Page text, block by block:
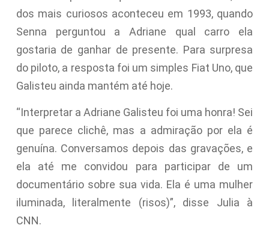
dos mais curiosos aconteceu em 1993, quando
Senna perguntou a Adriane qual carro ela
gostaria de ganhar de presente. Para surpresa
do piloto, a resposta foi um simples Fiat Uno, que
Galisteu ainda mantém até hoje.
“Interpretar a Adriane Galisteu foi uma honra! Sei
que parece clichê, mas a admiração por ela é
genuína. Conversamos depois das gravações, e
ela até me convidou para participar de um
documentário sobre sua vida. Ela é uma mulher
iluminada, literalmente (risos)”, disse Julia à
CNN.